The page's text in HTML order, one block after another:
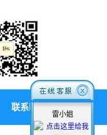
雷小姐
联系瞬通